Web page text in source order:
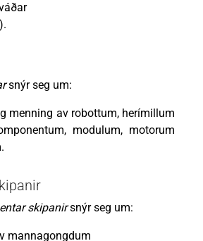
snýr seg um:
menning av robottum, herímillum
modulum, motorum
skipanirsnýr seg um:
mannagongdum